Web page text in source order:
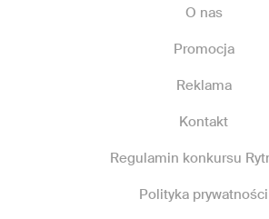
O nas
Promocja
Reklama
Kontakt
Regulamin konkursu
Polityka prywatności